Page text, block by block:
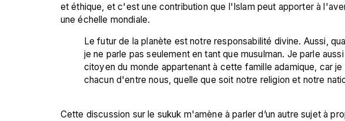
et éthique, et c'est une contribution que l'Islam peut apporter à
Le futur de la planète est notre responsabilité divine. Aussi,
je ne parle pas seulement en tant que musulman. Je parle
citoyen du monde appartenant à cette famille adamique, car
chacun d'entre nous, quelle que soit notre religion et notre
Cette discussion sur le sukuk m'amène à parler d’un autre sujet à